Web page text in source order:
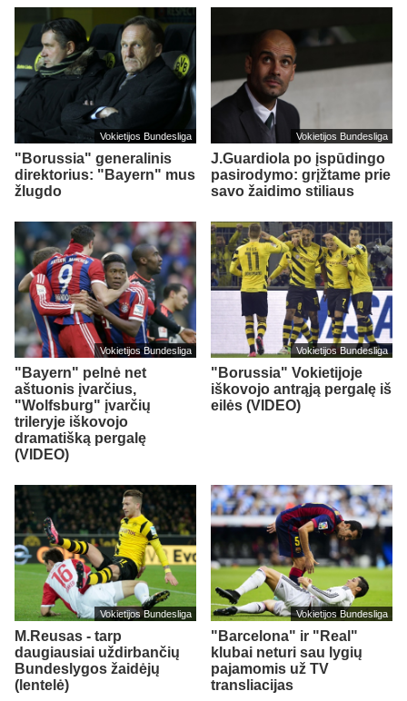
Vokietijos Bundesliga
"Borussia" generalinis
direktorius: "Bayern" mus
žlugdo
Vokietijos Bundesliga
J.Guardiola po įspūdingo
pasirodymo: grįžtame prie
savo žaidimo stiliaus
Vokietijos Bundesliga
"Bayern" pelnė net
aštuonis įvarčius,
"Wolfsburg" įvarčių
trileryje iškovojo
dramatišką pergalę
(VIDEO)
Vokietijos Bundesliga
"Borussia" Vokietijoje
iškovojo antrąją pergalę iš
eilės (VIDEO)
Vokietijos Bundesliga
M.Reusas - tarp
daugiausiai uždirbančių
Bundeslygos žaidėjų
(lentelė)
Vokietijos Bundesliga
"Barcelona" ir "Real"
klubai neturi sau lygių
pajamomis už TV
transliacijas